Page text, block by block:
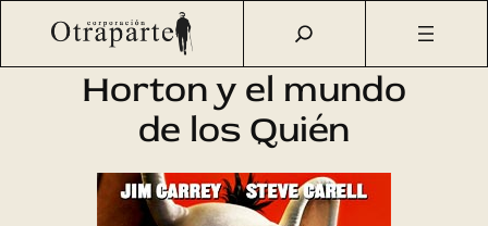
Saltar
contenido
Otraparte.org/ Agenda Cultural Cine/
Horton y el mundo
Horton y el mundo
de los Quién